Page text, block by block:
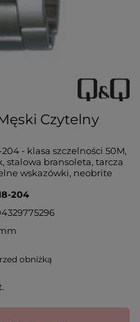
Czytelny
- klasa szczelności 50M,
stalowa bransoleta, tarcza
wskazówki, neobrite
204
obniżką